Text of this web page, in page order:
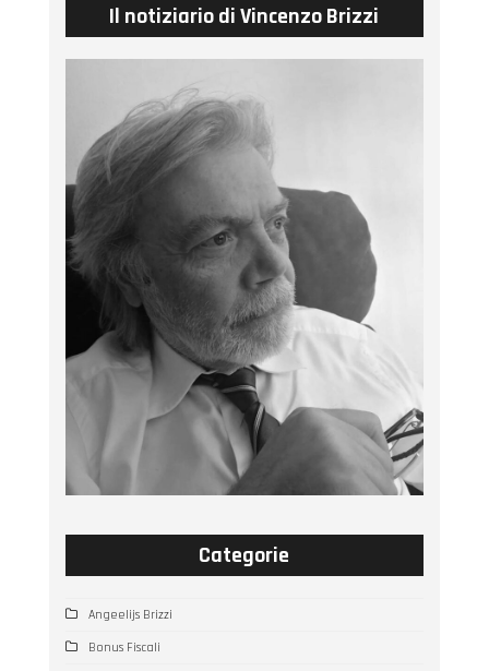
Il notiziario di Vincenzo Brizzi
Categorie
Angeelijs Brizzi
Bonus Fiscali